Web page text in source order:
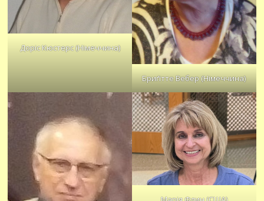
Доріс Кюстерс (Німеччина)
Бриґітте Вебер (Німеччина)